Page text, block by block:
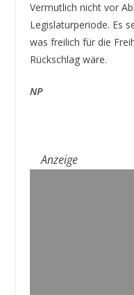
Vermutlich nicht vor
Legislaturperiode. Es
was freilich für die
Rückschlag wäre.
NP
Anzeige